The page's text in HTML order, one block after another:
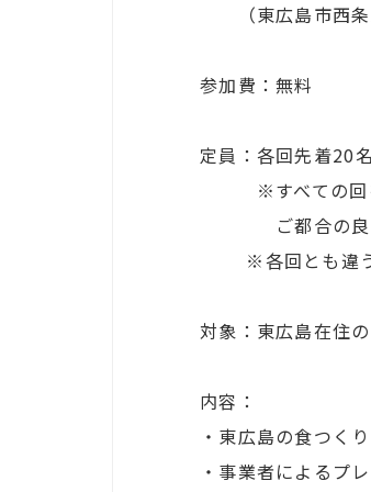
（東広島市西条
参加費：無料
定員：各回先着20
※すべての回を
ご都合の良い
※各回とも違う
対象：東広島在住
内容：
・東広島の食つく
・事業者によるプ